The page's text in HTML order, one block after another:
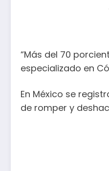
“Más del 70
especializado en
En México se
de romper y